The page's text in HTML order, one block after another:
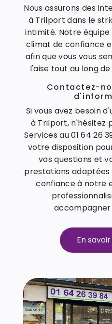
Nous assurons des
à Trilport dans le
intimité. Notre
climat de confiance
afin que vous vous
l'aise tout au long
Contactez-
Si vous avez besoin
à Trilport, n'hésitez
Services au 01 64 26
votre disposition
vos questions et
prestations adaptées
confiance à notre
accompagner
En